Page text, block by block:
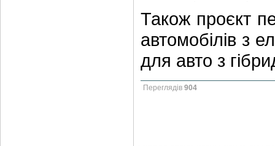
Також проєкт
автомобілів з
для авто з
Переглядів 904